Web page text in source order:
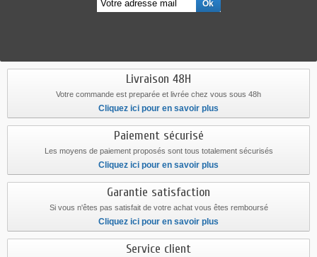
Livraison 48H
Votre commande est preparée et livrée chez vous sous 48h
Cliquez ici pour en savoir plus
Paiement sécurisé
Les moyens de paiement proposés sont tous totalement sécurisés
Cliquez ici pour en savoir plus
Garantie satisfaction
Si vous n'êtes pas satisfait de votre achat vous êtes remboursé
Cliquez ici pour en savoir plus
Service client